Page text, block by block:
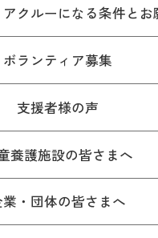
クルーになる条件とお
ボランティア募集
支援者様の声
養護施設の皆さまへ
・団体の皆さまへ